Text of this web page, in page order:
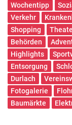
Wochentipp
Verkehr
Shopping
Behörden
Highlights
Entsorgung
Durlach
Fotogalerie
Baumärkte